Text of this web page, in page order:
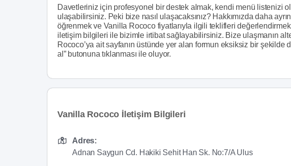
Davetleriniz için profesyonel bir destek almak, kendi menü listenizi
ulaşabilirsiniz. Peki bize nasıl ulaşacaksınız? Hakkımızda daha
öğrenmek ve Vanilla Rococo fiyatlarıyla ilgili teklifleri değerlendirmek
iletişim bilgileri ile bizimle irtibat sağlayabilirsiniz. Bize ulaşmanın
Rococo’ya ait sayfanın üstünde yer alan formun eksiksiz bir şekilde
al” butonuna tıklanması ile oluyor.
Vanilla Rococo İletişim Bilgileri
Adres:
Adnan Saygun Cd. Hakiki Sehit Han Sk. No:7/A Ulus